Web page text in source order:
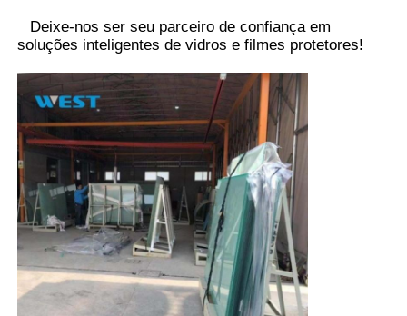
Deixe-nos ser seu parceiro de confiança em
soluções inteligentes de vidros e filmes protetores!